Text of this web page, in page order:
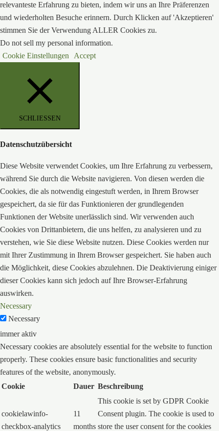
relevanteste Erfahrung zu bieten, indem wir uns an Ihre Präferenzen
und wiederholten Besuche erinnern. Durch Klicken auf 'Akzeptieren'
stimmen Sie der Verwendung ALLER Cookies zu.
Do not sell my personal information.
Cookie Einstellungen
Accept
SCHLIESSEN
Datenschutzübersicht
Diese Website verwendet Cookies, um Ihre Erfahrung zu verbessern,
während Sie durch die Website navigieren. Von diesen werden die
Cookies, die als notwendig eingestuft werden, in Ihrem Browser
gespeichert, da sie für das Funktionieren der grundlegenden
Funktionen der Website unerlässlich sind. Wir verwenden auch
Cookies von Drittanbietern, die uns helfen, zu analysieren und zu
verstehen, wie Sie diese Website nutzen. Diese Cookies werden nur
mit Ihrer Zustimmung in Ihrem Browser gespeichert. Sie haben auch
die Möglichkeit, diese Cookies abzulehnen. Die Deaktivierung einiger
dieser Cookies kann sich jedoch auf Ihre Browser-Erfahrung
auswirken.
Necessary
Necessary
immer aktiv
Necessary cookies are absolutely essential for the website to function
properly. These cookies ensure basic functionalities and security
features of the website, anonymously.
Cookie
Dauer Beschreibung
cookielawinfo-
checkbox-analytics
11
months
This cookie is set by GDPR Cookie
Consent plugin. The cookie is used to
store the user consent for the cookies